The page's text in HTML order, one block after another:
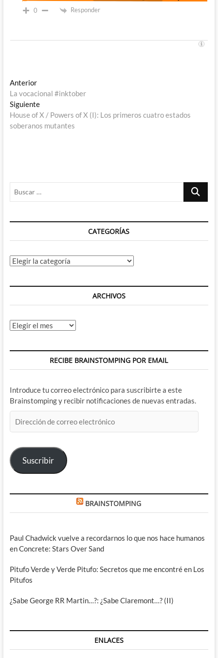
0 Responder
Navegación
de
entradas
AnteriorEntrada
anterior:
La vocacional #inktober
SiguienteEntrada
siguiente:
House of X / Powers of X (I): Los primeros cuatro estados
soberanos mutantes
Buscar
CATEGORÍAS
Categorías
ARCHIVOS
Archivos
RECIBE BRAINSTOMPING POR EMAIL
Introduce tu correo electrónico para suscribirte a este
Brainstomping y recibir notificaciones de nuevas entradas.
de
electrónico
Suscribir
BRAINSTOMPING
Paul Chadwick vuelve a recordarnos lo que nos hace humanos
en Concrete: Stars Over Sand
Pitufo Verde y Verde Pitufo: Secretos que me encontré en Los
Pitufos
¿Sabe George RR Martin…?: ¿Sabe Claremont…? (II)
ENLACES